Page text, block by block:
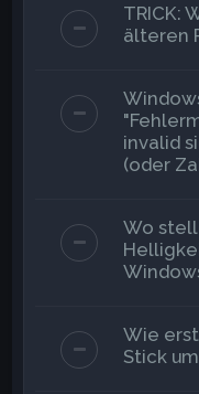
TRICK:
älteren
invalid
(oder
Wo
Wie
Stick